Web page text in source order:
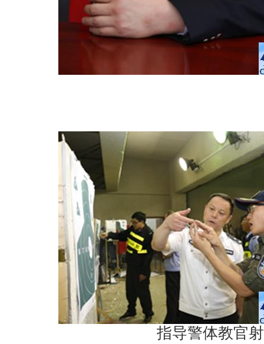
指导警体教官